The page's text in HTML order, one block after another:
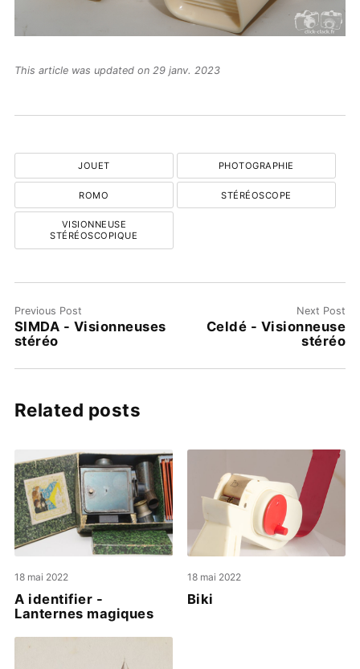
This article was updated on 29 janv. 2023
JOUET PHOTOGRAPHIE
ROMO STÉRÉOSCOPE
VISIONNEUSE
STÉRÉOSCOPIQUE
Previous Post
SIMDA - Visionneuses
stéréo
Next Post
Celdé - Visionneuse
stéréo
Related posts
18 mai 2022
A identifier -
Lanternes magiques
18 mai 2022
Biki